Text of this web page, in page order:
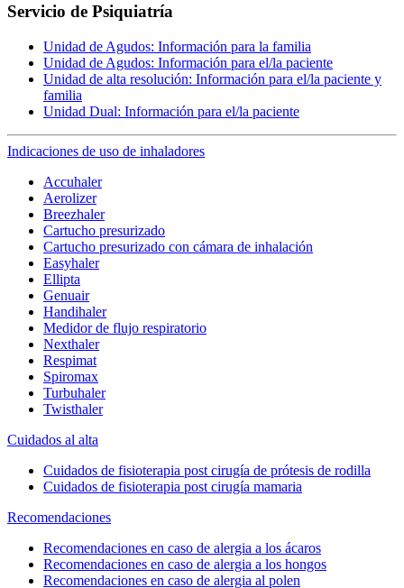
Servicio de Psiquiatría
Unidad de Agudos: Información para la familia
Unidad de Agudos: Información para el/la paciente
Unidad de alta resolución: Información para el/la paciente y
familia
Unidad Dual: Información para el/la paciente
Indicaciones de uso de inhaladores
Accuhaler
Aerolizer
Breezhaler
Cartucho presurizado
Cartucho presurizado con cámara de inhalación
Easyhaler
Ellipta
Genuair
Handihaler
Medidor de flujo respiratorio
Nexthaler
Respimat
Spiromax
Turbuhaler
Twisthaler
Cuidados al alta
Cuidados de fisioterapia post cirugía de prótesis de rodilla
Cuidados de fisioterapia post cirugía mamaria
Recomendaciones
Recomendaciones en caso de alergia a los ácaros
Recomendaciones en caso de alergia a los hongos
Recomendaciones en caso de alergia al polen